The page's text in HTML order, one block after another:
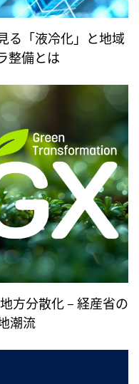
る「液冷化」と地域
整備とは
方分散化 – 経産省の
潮流